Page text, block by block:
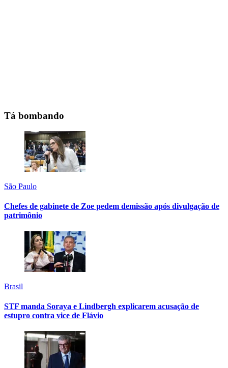
Tá bombando
São Paulo
Chefes de gabinete de Zoe pedem demissão após divulgação de
patrimônio
Brasil
STF manda Soraya e Lindbergh explicarem acusação de
estupro contra vice de Flávio